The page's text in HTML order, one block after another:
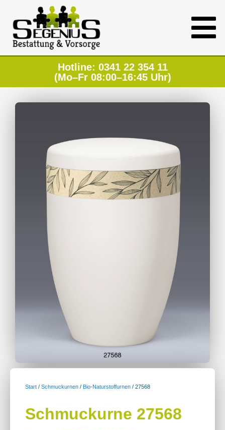
Hotline: 0341 22 354 11
(Mo–Fr 08:00–16:45 Uhr)
Start / Schmuckurnen / Bio-Naturstoffurnen / 27568
Schmuckurne 27568